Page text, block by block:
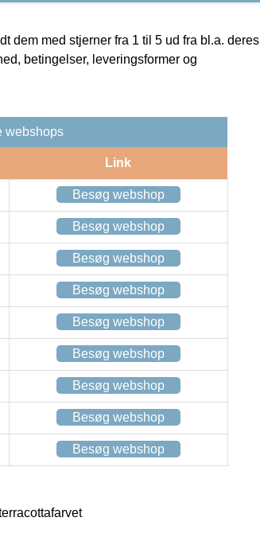
dem med stjerner fra 1 til 5 ud fra bl.a. deres
betingelser, leveringsformer og
webshops
Link
Besøg webshop
Besøg webshop
Besøg webshop
Besøg webshop
Besøg webshop
Besøg webshop
Besøg webshop
Besøg webshop
Besøg webshop